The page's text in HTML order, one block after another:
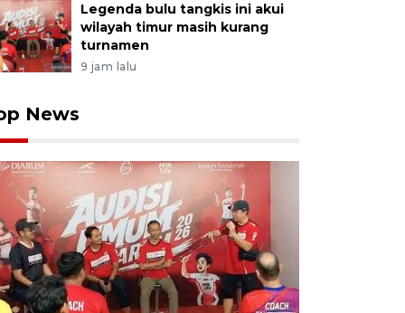
Legenda bulu tangkis ini akui
wilayah timur masih kurang
turnamen
9 jam lalu
News